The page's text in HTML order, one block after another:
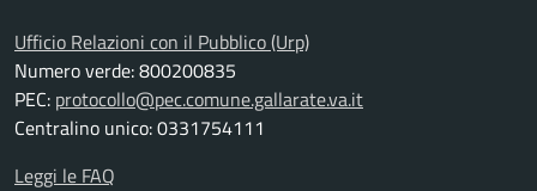
Ufficio Relazioni con il Pubblico (Urp)
Numero verde: 800200835
PEC: protocollo@pec.comune.gallarate.va.it
Centralino unico: 0331754111
Leggi le FAQ